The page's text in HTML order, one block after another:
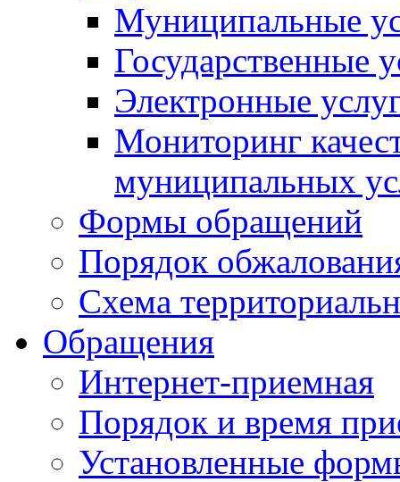
Муниципальные
Государственные
Электронные
Мониторинг
муниципальных
Формы обращений
Порядок
Схема
Обращения
Интернет-приемная
Порядок и время
Установленные